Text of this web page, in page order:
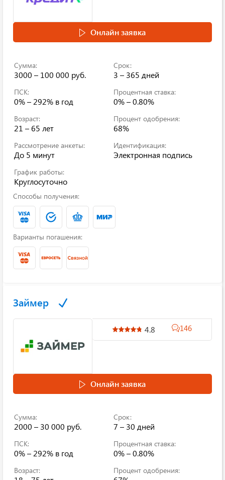
Онлайн заявка
Сумма:
3000 – 100 000 руб.
Срок:
3 – 365 дней
ПСК:
0% – 292% в год
Процентная ставка:
0% – 0.80%
Возраст:
21 – 65 лет
Процент одобрения:
68%
Рассмотрение анкеты:
До 5 минут
Идентификация:
Электронная подпись
График работы:
Круглосуточно
Способы получения:
Варианты погашения:
Займер
4.8 146
Онлайн заявка
Сумма:
2000 – 30 000 руб.
Срок:
7 – 30 дней
ПСК:
0% – 292% в год
Процентная ставка:
0% – 0.80%
Возраст: Процент одобрения: